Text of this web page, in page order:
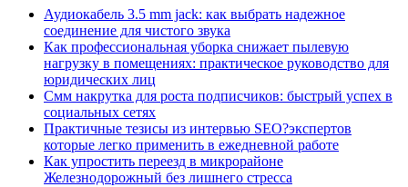
Аудиокабель 3.5 mm jack: как выбрать надежное
соединение для чистого звука
Как профессиональная уборка снижает пылевую
нагрузку в помещениях: практическое руководство для
юридических лиц
Смм накрутка для роста подписчиков: быстрый успех в
социальных сетях
Практичные тезисы из интервью SEO?экспертов
которые легко применить в ежедневной работе
Как упростить переезд в микрорайоне
Железнодорожный без лишнего стресса